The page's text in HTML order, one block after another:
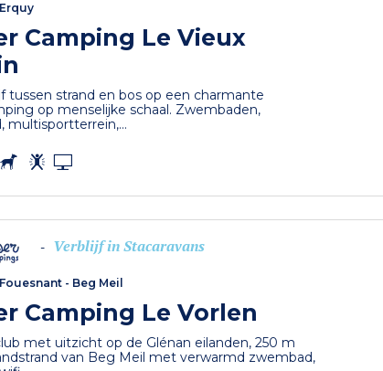
Erquy
Camping Le Vieux
tussen strand en bos op een charmante
op menselijke schaal. Zwembaden,
multisportterrein,...
- Verblijf in Stacaravans
Fouesnant - Beg Meil
Camping Le Vorlen
met uitzicht op de Glénan eilanden, 250 m
van Beg Meil met verwarmd zwembad,